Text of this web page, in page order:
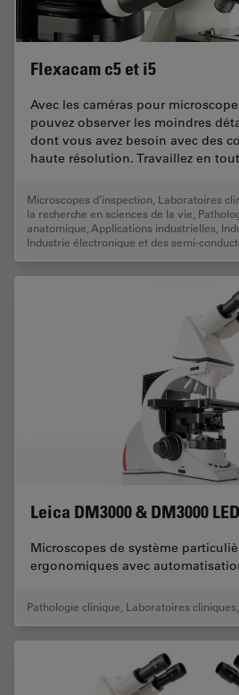
Flexacam c5 et i5
Avec les caméras pour
pouvez observer les moindres
dont vous avez besoin avec des
haute résolution. Travaillez en
Microscopes d’inspection Laboratoires
la recherche en sciences de la vie
anatomique Applications industrielles
Industrie électronique et des semi-
Leica DM3000 & DM3000 LED
Microscopes de système
ergonomiques avec
Pathologie clinique Laboratoires cliniques